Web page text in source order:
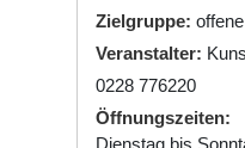
Zielgruppe
Veranstalter
0228 776220
Öffnungszeiten
Dienstag bis